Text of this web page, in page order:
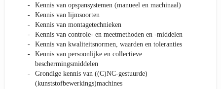
Kennis van opspansystemen (manueel en machinaal)
Kennis van lijmsoorten
Kennis van montagetechnieken
Kennis van controle- en meetmethoden en -middelen
Kennis van kwaliteitsnormen, waarden en toleranties
Kennis van persoonlijke en collectieve
beschermingsmiddelen
Grondige kennis van ((C)NC-gestuurde)
(kunststofbewerkings)machines